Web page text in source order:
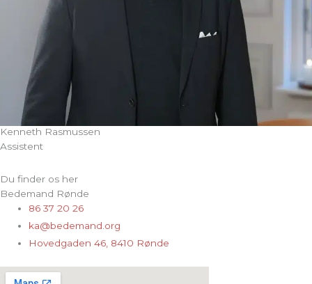
Kenneth Rasmussen
Assistent
Du finder os her
Bedemand Rønde
86 37 20 26
ka@bedemand.org
Hovedgaden 46, 8410 Rønde